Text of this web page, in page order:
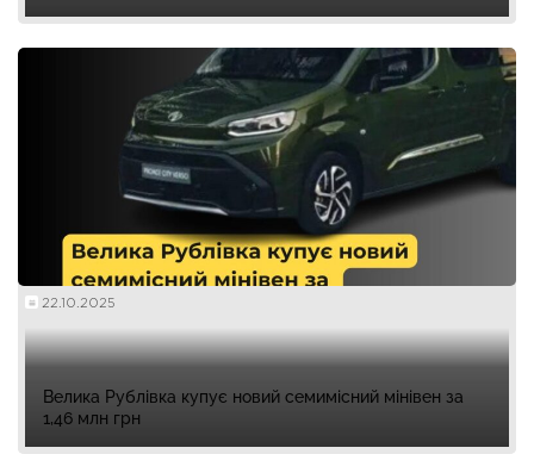
22.10.2025
Велика Рублівка купує новий семимісний мінівен за
1,46 млн грн